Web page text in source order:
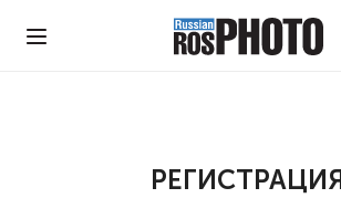
РЕГИСТРАЦИЯ